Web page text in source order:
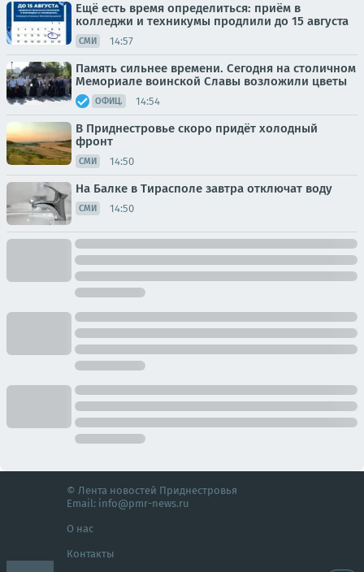
Ещё есть время определиться: приём в
колледжи и техникумы продлили до 15 августа
СМИ 14:57
Память сильнее времени. Сегодня на столичном
Мемориале воинской Славы возложили цветы
ОФИЦ. 14:54
В Приднестровье скоро придёт холодный
фронт
СМИ 14:50
На Балке в Тирасполе завтра отключат воду
СМИ 14:50
© Лента новостей Приднестровья
Email: info@pmr-news.ru
О нас
Контакты